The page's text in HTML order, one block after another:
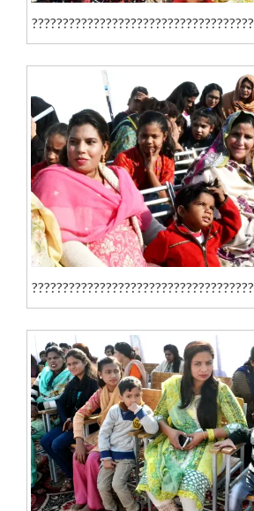
????????????????????????????????????
????????????????????????????????????